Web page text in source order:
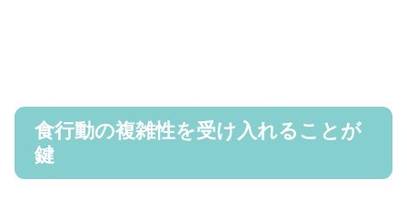
食行動の複雑性を受け入れることが
鍵